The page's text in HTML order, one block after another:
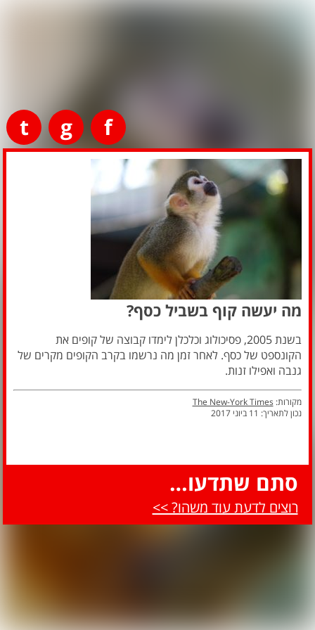
f
g
t
מה יעשה קוף בשביל כסף?
בשנת 2005, פסיכולוג וכלכלן לימדו קבוצה של קופים את
הקונספט של כסף. לאחר זמן מה נרשמו בקרב הקופים מקרים של
גנבה ואפילו זנות.
מקורות: The New-York Times
נכון לתאריך: 11 ביוני 2017
סתם שתדעו…
רוצים לדעת עוד משהו? >>